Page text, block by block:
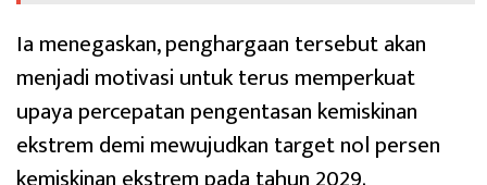
Ia menegaskan, penghargaan tersebut akan
menjadi motivasi untuk terus memperkuat
upaya percepatan pengentasan kemiskinan
ekstrem demi mewujudkan target nol persen